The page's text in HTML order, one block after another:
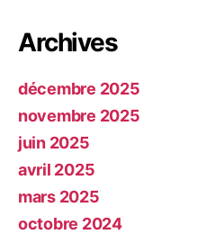
Archives
décembre 2025
novembre 2025
juin 2025
avril 2025
mars 2025
octobre 2024